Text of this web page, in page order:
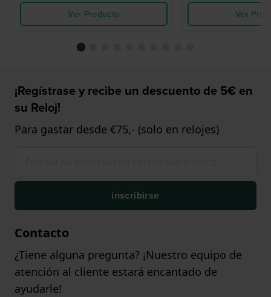
Ver Producto
Ver
¡Regístrase y recibe un descuento de 5€ en
su Reloj!
Para gastar desde €75,- (solo en relojes)
inscribirse
Contacto
¿Tiene alguna pregunta? ¡Nuestro equipo de
atención al cliente estará encantado de
ayudarle!